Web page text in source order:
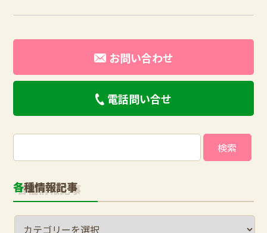
お問い合わせ
電話問い合せ
索:
各種情報記事